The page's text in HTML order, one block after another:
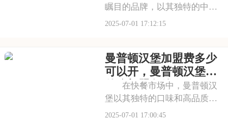
瞩目的品牌，以其独特的中式
茶饮风格和深厚的文化底蕴，
格和温馨的氛围让人仿佛穿越
时空，感受到浓厚的茶文化。
每一款茶饮都选用上
2025-07-01 17:12:15
曼普顿汉堡加盟费多少
可以开，曼普顿汉堡有
什么加盟条件呀
在快餐市场中，曼普顿汉
堡以其独特的口味和高品质的
产品脱颖而出，成为众多消费
2025-07-01 17:00:45